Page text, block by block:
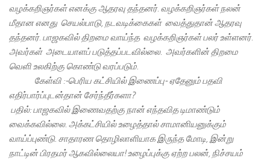
வழக்கறிஞர்கள் எனக்கு ஆதரவு தந்தனர். வழக்கறிஞர்கள் நலன்
மீதான எனது செயல்பாடு, நடவடிக்கைகள் வைத்துதான் ஆதரவு
தந்தனர். பாஜகவில் திறமை வாய்ந்த வழக்கறிஞர்கள் பலர் உள்ளனர்.
அவர்கள் அடையாளப் படுத்தப்படவில்லை. அவர்களின் திறமை
வெளி உலகிற்கு கொண்டு வரப்படும்.
கேள்வி :-பெரிய கட்சியில் இணைப்பு- ஏதேனும் பதவி
எதிர்பார்ப்புடன்தான் சேர்ந்தீர்களா?
பதில்: பாஜகவில் இணைவதற்கு நான் எந்தவித டிமாண்டும்
வைக்கவில்லை. அக்கட்சியில் உழைத்தால் சாமானியனுக்கும்
வாய்ப்புண்டு. சாதாரண தொழிலாளியாக இருந்த மோடி, இன்று
நாட்டின் பிரதமர் ஆகவில்லையா! உழைப்புக்கு ஏற்ற பலன், நிச்சயம்